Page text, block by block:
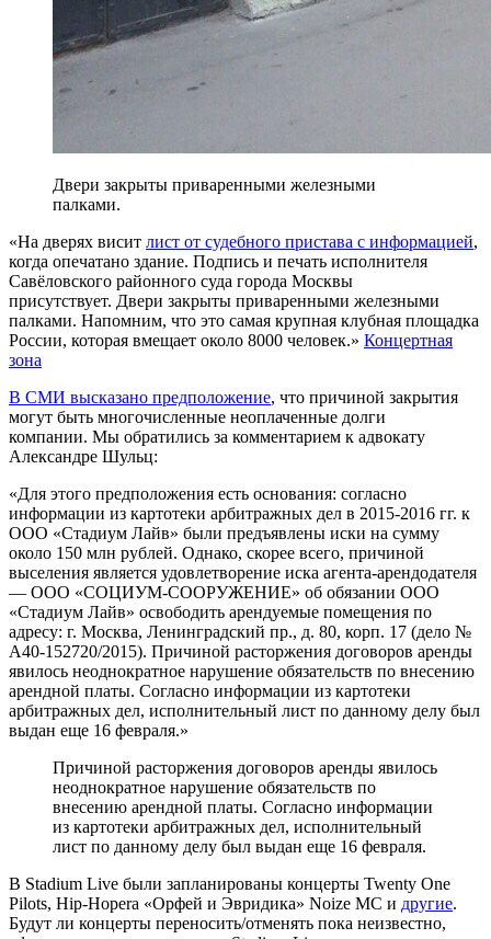
Двери закрыты приваренными железными
палками.
«На дверях висит лист от судебного пристава с информацией,
когда опечатано здание. Подпись и печать исполнителя
Савёловского районного суда города Москвы
присутствует. Двери закрыты приваренными железными
палками. Напомним, что это самая крупная клубная площадка
России, которая вмещает около 8000 человек.» Концертная
зона
В СМИ высказано предположение, что причиной закрытия
могут быть многочисленные неоплаченные долги
компании. Мы обратились за комментарием к адвокату
Александре Шульц:
«Для этого предположения есть основания: согласно
информации из картотеки арбитражных дел в 2015-2016 гг. к
ООО «Стадиум Лайв» были предъявлены иски на сумму
около 150 млн рублей. Однако, скорее всего, причиной
выселения является удовлетворение иска агента-арендодателя
— ООО «СОЦИУМ-СООРУЖЕНИЕ» об обязании ООО
«Стадиум Лайв» освободить арендуемые помещения по
адресу: г. Москва, Ленинградский пр., д. 80, корп. 17 (дело №
А40-152720/2015). Причиной расторжения договоров аренды
явилось неоднократное нарушение обязательств по внесению
арендной платы. Согласно информации из картотеки
арбитражных дел, исполнительный лист по данному делу был
выдан еще 16 февраля.»
Причиной расторжения договоров аренды явилось
неоднократное нарушение обязательств по
внесению арендной платы. Согласно информации
из картотеки арбитражных дел, исполнительный
лист по данному делу был выдан еще 16 февраля.
В Stadium Live были запланированы концерты Twenty One
Pilots, Hip-Hopera «Орфей и Эвридика» Noize MC и другие.
Будут ли концерты переносить/отменять пока неизвестно,